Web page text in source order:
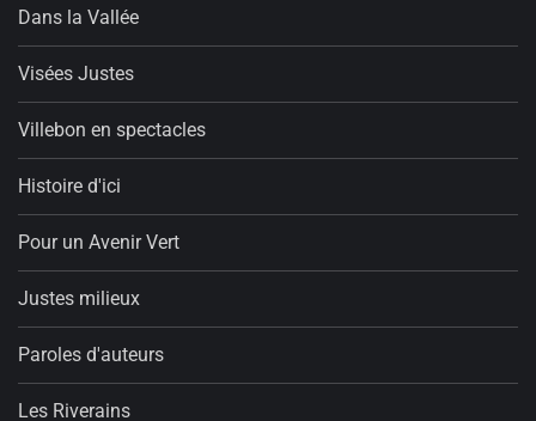
Dans la Vallée
Visées Justes
Villebon en spectacles
Histoire d'ici
Pour un Avenir Vert
Justes milieux
Paroles d'auteurs
Les Riverains